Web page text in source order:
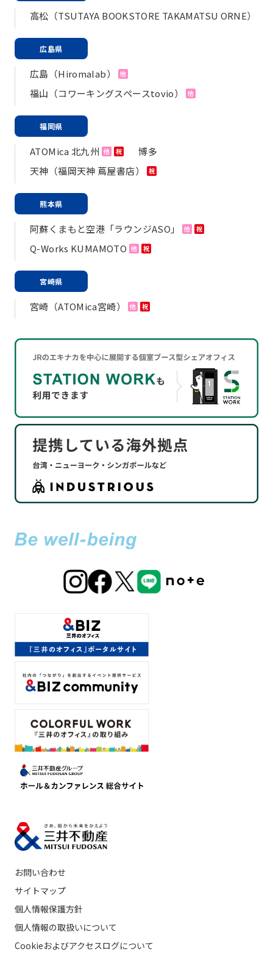
高松（TSUTAYA BOOKSTORE TAKAMATSU ORNE）
広島県
広島（Hiromalab） 他
福山（コワーキングスペースtovio） 他
福岡県
ATOMica 北九州 他 祝
博多
天神（福岡天神 蔦屋書店）
祝
熊本県
阿蘇くまもと空港「ラウンジASO」 他 祝
Q-Works KUMAMOTO 他 祝
宮崎県
宮崎（ATOMica宮崎） 他 祝
お問い合わせ
サイトマップ
個人情報保護方針
個人情報の取扱いについて
Cookieおよびアクセスログについて